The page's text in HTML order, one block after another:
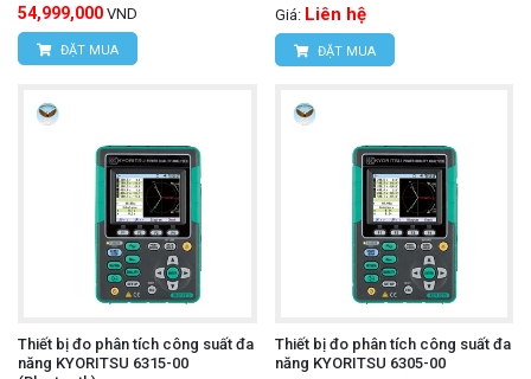
54,999,000 VND
ĐẶT MUA
Giá: Liên hệ
ĐẶT MUA
Thiết bị đo phân tích công suất đa
năng KYORITSU 6315-00
Thiết bị đo phân tích công suất đa
năng KYORITSU 6305-00